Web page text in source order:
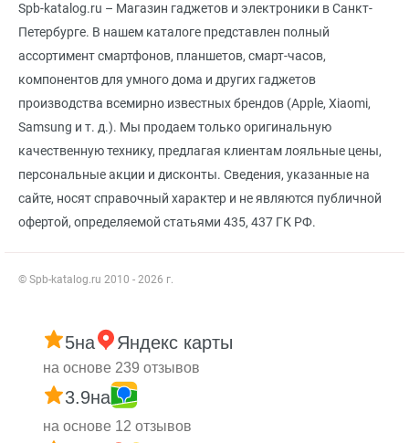
Spb-katalog.ru – Магазин гаджетов и электроники в Санкт-
Петербурге. В нашем каталоге представлен полный
ассортимент смартфонов, планшетов, смарт-часов,
компонентов для умного дома и других гаджетов
производства всемирно известных брендов (Apple, Xiaomi,
Samsung и т. д.). Мы продаем только оригинальную
качественную технику, предлагая клиентам лояльные цены,
персональные акции и дисконты. Сведения, указанные на
сайте, носят справочный характер и не являются публичной
офертой, определяемой статьями 435, 437 ГК РФ.
© Spb-katalog.ru 2010 - 2026 г.
5на Яндекс карты
на основе 239 отзывов
3.9на
на основе 12 отзывов